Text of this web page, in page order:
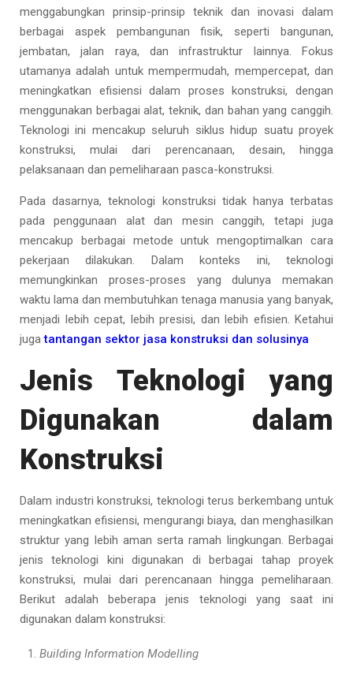
menggabungkan prinsip-prinsip teknik dan inovasi dalam
berbagai aspek pembangunan fisik, seperti bangunan,
jembatan, jalan raya, dan infrastruktur lainnya. Fokus
utamanya adalah untuk mempermudah, mempercepat, dan
meningkatkan efisiensi dalam proses konstruksi, dengan
menggunakan berbagai alat, teknik, dan bahan yang canggih.
Teknologi ini mencakup seluruh siklus hidup suatu proyek
konstruksi, mulai dari perencanaan, desain, hingga
pelaksanaan dan pemeliharaan pasca-konstruksi.
Pada dasarnya, teknologi konstruksi tidak hanya terbatas
pada penggunaan alat dan mesin canggih, tetapi juga
mencakup berbagai metode untuk mengoptimalkan cara
pekerjaan dilakukan. Dalam konteks ini, teknologi
memungkinkan proses-proses yang dulunya memakan
waktu lama dan membutuhkan tenaga manusia yang banyak,
menjadi lebih cepat, lebih presisi, dan lebih efisien. Ketahui
jugatantangan sektor jasa konstruksi dan solusinya
Jenis Teknologi yang
Digunakan dalam
Konstruksi
Dalam industri konstruksi, teknologi terus berkembang untuk
meningkatkan efisiensi, mengurangi biaya, dan menghasilkan
struktur yang lebih aman serta ramah lingkungan. Berbagai
jenis teknologi kini digunakan di berbagai tahap proyek
konstruksi, mulai dari perencanaan hingga pemeliharaan.
Berikut adalah beberapa jenis teknologi yang saat ini
digunakan dalam konstruksi:
Building Information Modelling